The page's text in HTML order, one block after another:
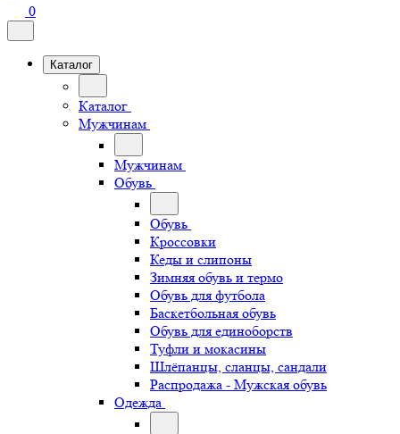
0
Каталог
Каталог
Мужчинам
Мужчинам
Обувь
Обувь
Кроссовки
Кеды и слипоны
Зимняя обувь и термо
Обувь для футбола
Баскетбольная обувь
Обувь для единоборств
Туфли и мокасины
Шлёпанцы, сланцы, сандали
Распродажа - Мужская обувь
Одежда